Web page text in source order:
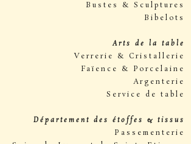
Bustes & Sculptures
Bibelots
Arts de la table
Verrerie & Cristallerie
Faïence & Porcelaine
Argenterie
Service de table
Département des étoffes & tissus
Passementerie